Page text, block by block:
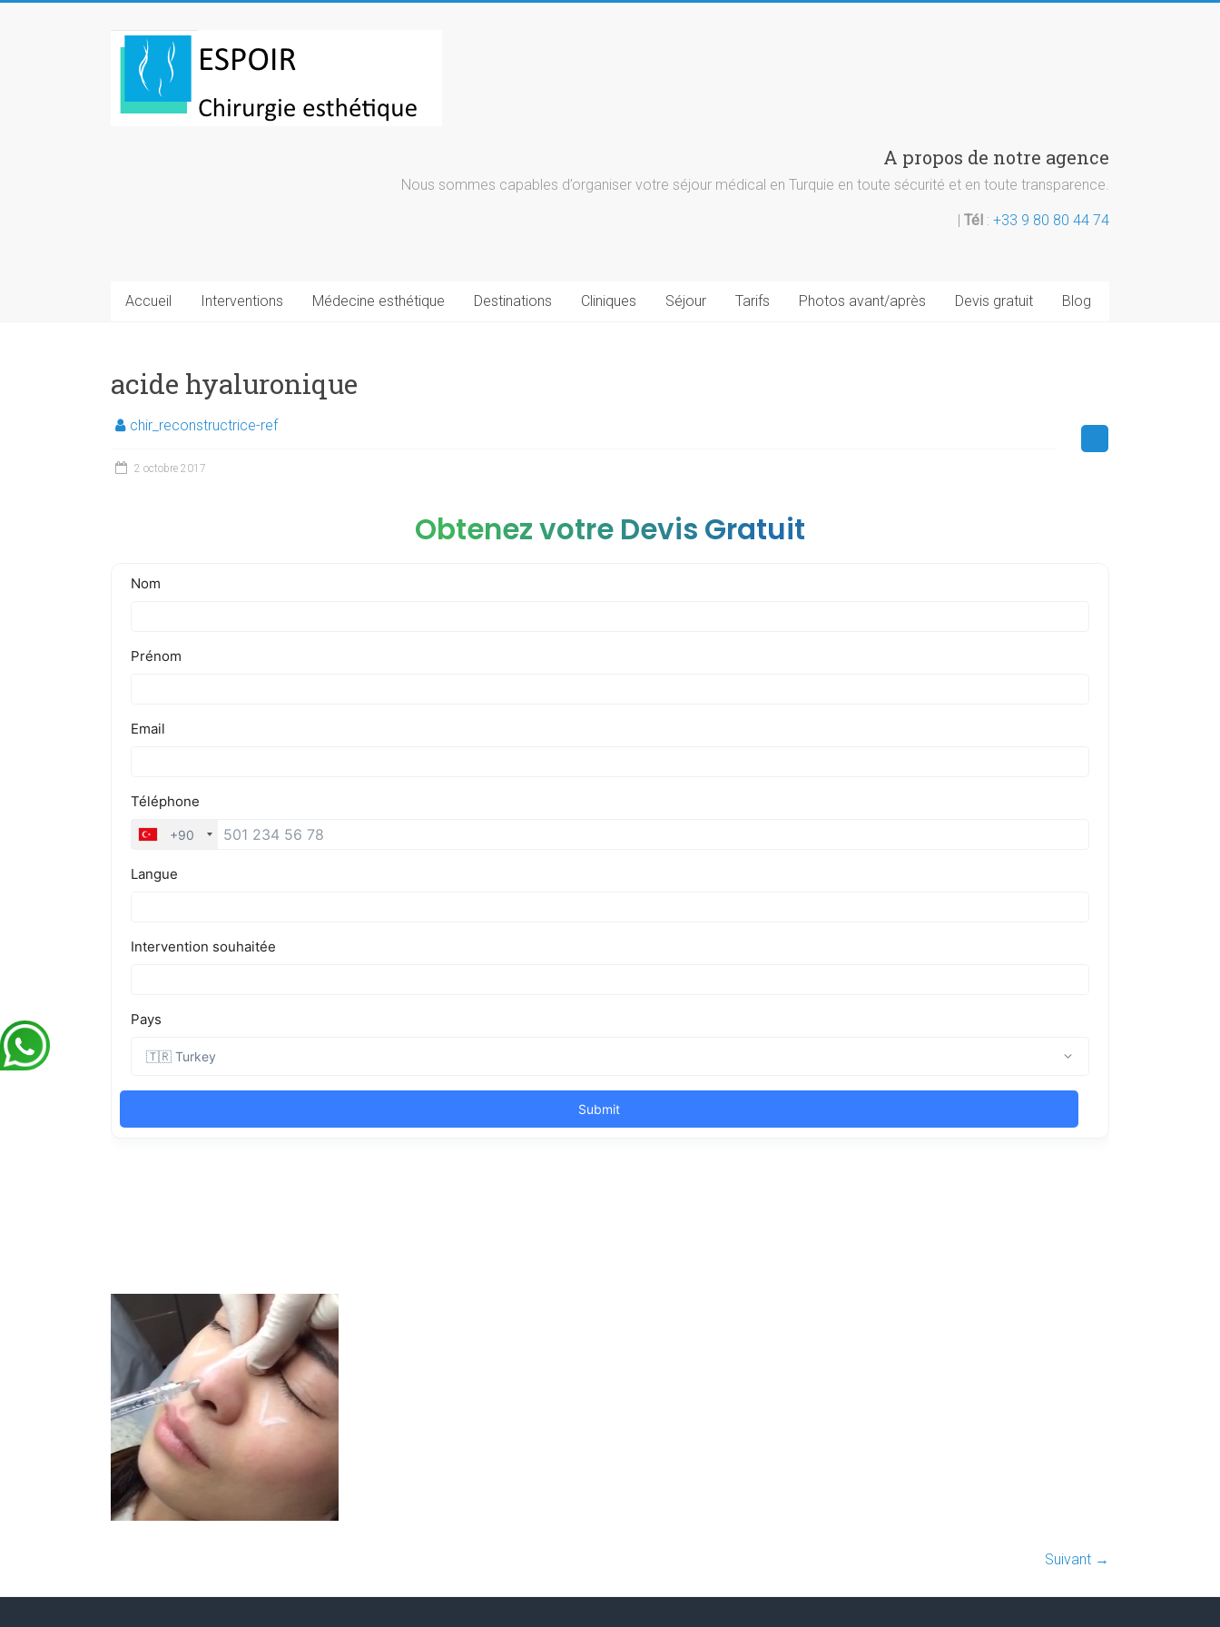
Chirurgie
esthetique
Turquie
A propos de notre agence
Nous sommes capables d’organiser votre séjour médical en Turquie en toute sécurité et en toute transparence.
| Tél : +33 9 80 80 44 74
Accueil Interventions Médecine esthétique Destinations Cliniques Séjour Tarifs Photos avant/après Devis gratuit Blog
acide hyaluronique
chir_reconstructrice-ref
2 octobre 2017
Obtenez votre Devis Gratuit
Suivant →